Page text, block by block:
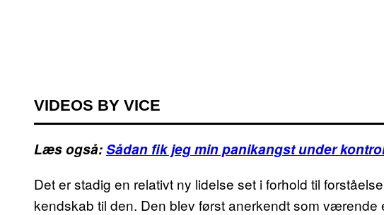
VIDEOS BY VICE
Læs også:Sådan fik jeg min panikangst under
Det er stadig en relativt ny lidelse set i forhold til
kendskab til den. Den blev først anerkendt som værende